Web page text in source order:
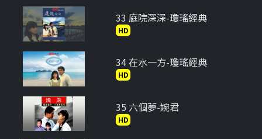
33 庭院深深-瓊瑤經典
HD
34 在水一方-瓊瑤經典
HD
35 六個夢-婉君
HD